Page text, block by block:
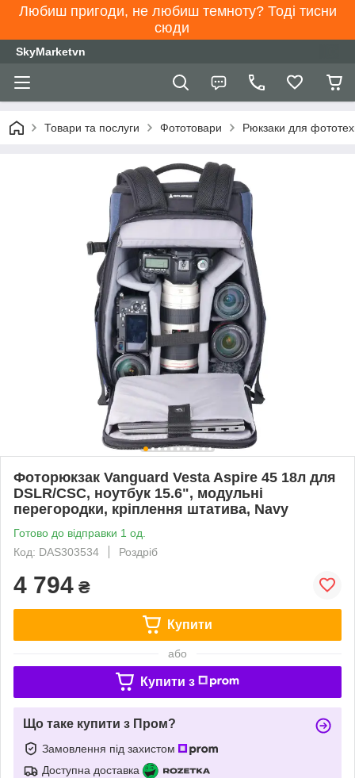
Любиш пригоди, не любиш темноту? Тоді тисни
сюди
SkyMarketvn
Товари та послуги Фототовари Рюкзаки для
Фоторюкзак Vanguard Vesta Aspire 45 18л для
DSLR/CSC, ноутбук 15.6", модульні
перегородки, кріплення штатива, Navy
Готово до відправки 1 од.
Код: DAS303534
Роздріб
4 794 ₴
Купити
або
Купити з
Що таке купити з Пром?
Замовлення під захистом
Доступна доставка